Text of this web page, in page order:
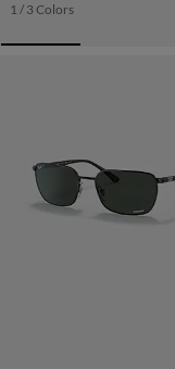
1 / 3 Colors